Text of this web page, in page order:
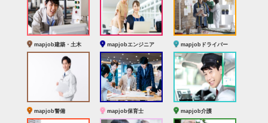
mapjob建築・土木 mapjobエンジニア mapjobドライバー
mapjob警備 mapjob保育士 mapjob介護